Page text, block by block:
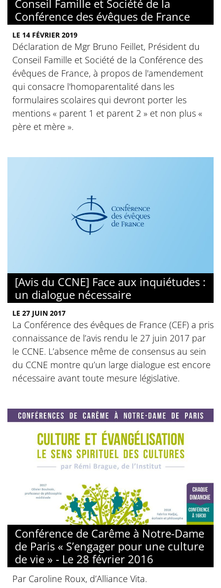
Conseil Famille et Société de la
Conférence des évêques de France
LE 14 FÉVRIER 2019
Déclaration de Mgr Bruno Feillet, Président du
Conseil Famille et Société de la Conférence des
évêques de France, à propos de l'amendement
qui consacre l'homoparentalité dans les
formulaires scolaires qui devront porter les
mentions « parent 1 et parent 2 » et non plus «
père et mère ».
[Avis du CCNE] Face aux inquiétudes :
un dialogue nécessaire
LE 27 JUIN 2017
La Conférence des évêques de France (CEF) a pris
connaissance de l’avis rendu le 27 juin 2017 par
le CCNE. L’absence même de consensus au sein
du CCNE montre qu’un large dialogue est encore
nécessaire avant toute mesure législative.
Conférence de Carême à Notre-Dame
de Paris « S’engager pour une culture
de vie » - Le 28 février 2016
Par Caroline Roux, d’Alliance Vita.